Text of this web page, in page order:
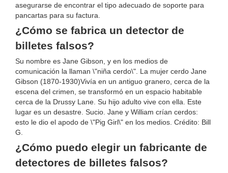
asegurarse de encontrar el tipo adecuado de soporte para
pancartas para su factura.
¿Cómo se fabrica un detector de
billetes falsos?
Su nombre es Jane Gibson, y en los medios de
comunicación la llaman \"niña cerdo\". La mujer cerdo Jane
Gibson (1870-1930)Vivía en un antiguo granero, cerca de la
escena del crimen, se transformó en un espacio habitable
cerca de la Drussy Lane. Su hijo adulto vive con ella. Este
lugar es un desastre. Sucio. Jane y William crían cerdos:
esto le dio el apodo de \"Pig Girl\" en los medios. Crédito: Bill
G.
¿Cómo puedo elegir un fabricante de
detectores de billetes falsos?